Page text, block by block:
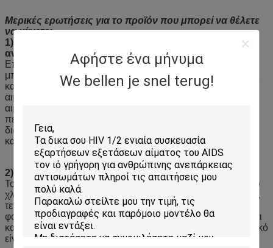
Αφήστε ένα μήνυμα
We bellen je snel terug!
Μερικές ερωτήσεις για το προϊόν που μπορεί να θέλετε
να κάνετε:
1) Ποια είναι τα αντιδραστήρια του αιματολογικού
αναλυτή;
Επί του παρόντος, οι αιματολογικοί αναλυτές στην αγορά
μπορούν να χωριστούν σε 3 μέρη αιματολογικούς αναλυτές
και 5 μέρη αιματολογικούς αναλυτές.Τα αντιδραστήρια
αιματολογίας είναι επίσης απαραίτητα στη χρήση
αιματολογικού αναλυτή.Τα αντιδραστήρια αιματολογίας
περιλαμβάνουν αιμολυτικά παράγοντες, αραιωτικά,
διαλύματα καθαρισμού και συμπυκνωμένα διαλύματα
καθαρισμού.
2) Ποιο είναι το αραιωτικό στο αιματολογικό αναλυτή;
Το αραιωτικό για τον αναλυτή αιματολογίας αποτελείται από
χλωριούχο νάτριο, θειικό νάτριο, φωσφορικό αποσβεστήρα,
τετραξικό οξύ αιθυλενοδιαμίνης, 1-πυριδόνη-2-ζύφρου και
φορμαλδεΰδη,και η τιμή pH του διαλύματος είναι 6.5-7.4, και
κατά προτίμηση είναι 7.2· η περιεκτικότητα σε κάθε συστατικό
είναι κατά προτίμηση η ακόλουθη: 5g/l...